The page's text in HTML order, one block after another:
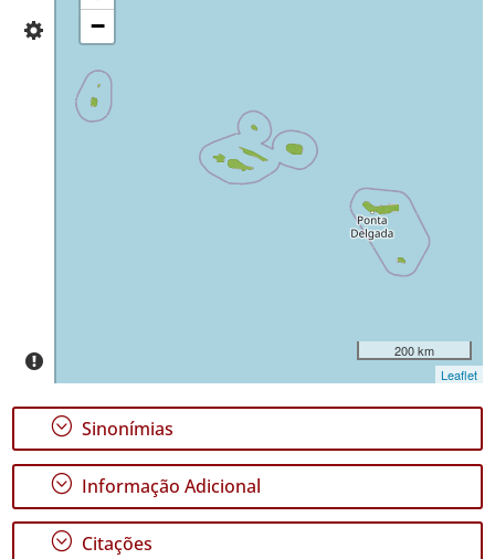
Distribuição
Flores
✓
Corvo
165
✓
Graciosa
9
✓
Terceira
82
−
200 km
Leaflet
; Sinonímias
; Informação Adicional
; Citações